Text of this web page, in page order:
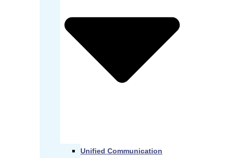
Unified Communication